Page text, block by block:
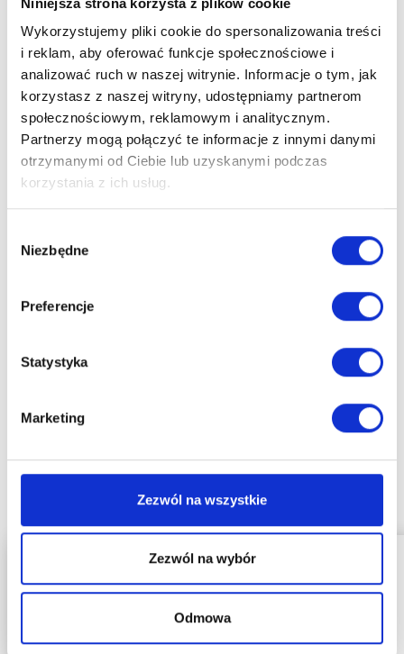
Wykorzystujemy pliki cookie do spersonalizowania treści
i reklam, aby oferować funkcje społecznościowe i
analizować ruch w naszej witrynie. Informacje o tym, jak
korzystasz z naszej witryny, udostępniamy partnerom
społecznościowym, reklamowym i analitycznym.
Partnerzy mogą połączyć te informacje z innymi danymi
otrzymanymi od Ciebie lub uzyskanymi podczas
korzystania z ich usług.
zgody
Niezbędne
Preferencje
Statystyka
Marketing
Zezwól na wszystkie
Zezwól na wybór
Odmowa
Regularnie sprawdzaj stan piknika pod kątem uszkodzeń
spowodowanych przez deszcz, wiatr lub słońce.
Zabezpiecz piknik przed silnymi wiatrami lub innymi
ekstremalnymi warunkami pogodowymi.
Upewnij się, że produkt jest stabilny.
Upewnij się, że elementy konstrukcyjne piknika (np. belki, deski)
są odpowiednio gładkie i pozbawione ostrych krawędzi.
Przed użyciem zapoznaj się z instrukcją użytkowania i
Najpopularniejsze produkty w naszym sklepie